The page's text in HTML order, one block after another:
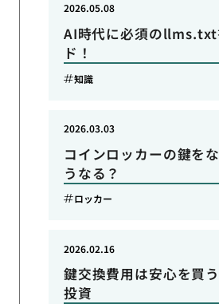
AI時代に必須のllms.txt
ド！
2026.05.08
知識
コインロッカーの鍵を
うなる？
2026.03.03
ロッカー
鍵交換費用は安心を買
投資
2026.02.16